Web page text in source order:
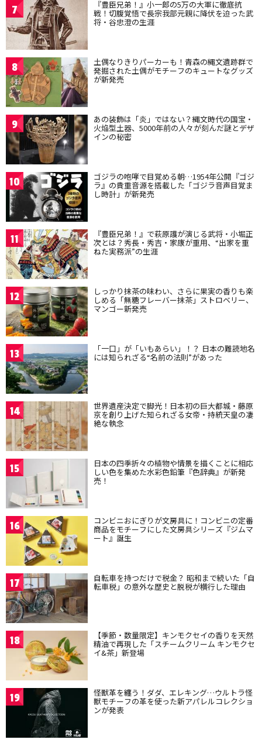
7 『豊臣兄弟！』小一郎の5万の大軍に徹底抗
戦！切腹覚悟で長宗我部元親に降伏を迫った武
将・谷忠澄の生涯
8 土偶なりきりパーカーも！青森の縄文遺跡群で
発掘された土偶がモチーフのキュートなグッズ
が新発売
9 あの装飾は「炎」ではない？縄文時代の国宝・
火焔型土器、5000年前の人々が刻んだ謎とデザ
インの秘密
10 ゴジラの咆哮で目覚める朝…1954年公開『ゴジ
ラ』の貴重音源を搭載した「ゴジラ音声目覚ま
し時計」が新発売
11 『豊臣兄弟！』で萩原護が演じる武将・小堀正
次とは？秀長・秀吉・家康が重用、“出家を重
ねた実務派”の生涯
12 しっかり抹茶の味わい、さらに果実の香りも楽
しめる「無糖フレーバー抹茶」ストロベリー、
マンゴー新発売
13 「一口」が「いもあらい」！？ 日本の難読地名
には知られざる“名前の法則”があった
14 世界遺産決定で脚光！日本初の巨大都城・藤原
京を創り上げた知られざる女帝・持統天皇の凄
絶な執念
15 日本の四季折々の植物や情景を描くことに相応
しい色を集めた水彩色鉛筆『色辞典』が新発
売！
16 コンビニおにぎりが文房具に！コンビニの定番
商品をモチーフにした文房具シリーズ『ジムマ
ート』誕生
17 自転車を持つだけで税金？ 昭和まで続いた「自
転車税」の意外な歴史と脱税が横行した理由
18 【季節・数量限定】キンモクセイの香りを天然
精油で再現した「スチームクリーム キンモクセ
イ&茶」新登場
19 怪獣革を纏う！ダダ、エレキング…ウルトラ怪
獣モチーフの革を使った新アパレルコレクショ
ンが発表